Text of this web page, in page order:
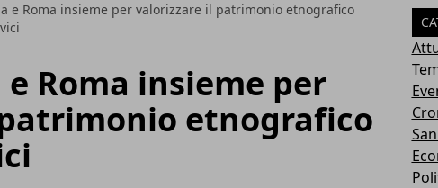
e Roma insieme per valorizzare il patrimonio etnografico
Roma insieme per
etnografico